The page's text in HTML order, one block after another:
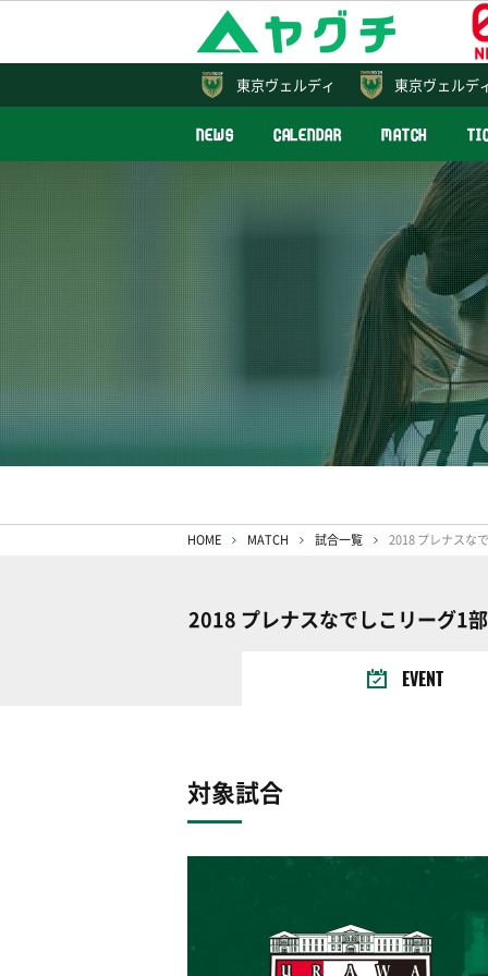
東京ヴェルデ
NEWS CALENDAR MATCH
東京ヴェルディ
HOME MATCH 試合一覧 2018 プレナスな
2018 プレナスなでしこリーグ1
EVENT
対象試合